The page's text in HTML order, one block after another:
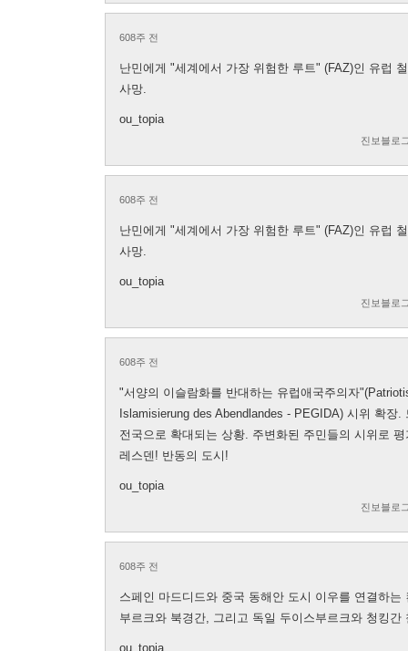
608주 전
난민에게 "세계에서 가장 위험한 루트" (FAZ)인 유럽
사망.
ou_topia
진보블로
608주 전
난민에게 "세계에서 가장 위험한 루트" (FAZ)인 유럽
사망.
ou_topia
진보블로
608주 전
"서양의 이슬람화를 반대하는 유럽애국주의자
Islamisierung des Abendlandes - PEGIDA) 시위 확장
전국으로 확대되는 상황. 주변화된 주민들의 시위로
레스덴! 반동의 도시!
ou_topia
진보블로
608주 전
스페인 마드디드와 중국 동해안 도시 이우를 연결하
부르크와 북경간, 그리고 독일 두이스부르크와 청킹간
ou_topia